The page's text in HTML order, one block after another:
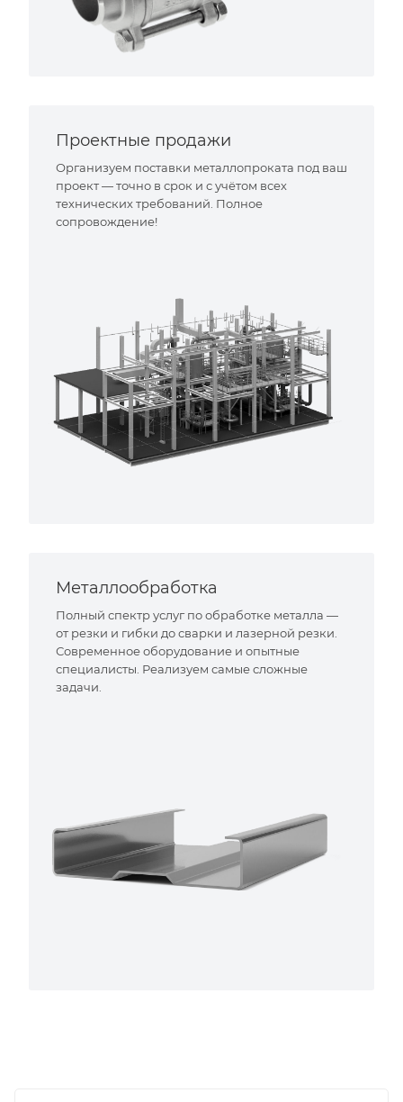
Проектные продажи
Организуем поставки металлопроката под ваш
проект — точно в срок и с учётом всех
технических требований. Полное
сопровождение!
Металлообработка
Полный спектр услуг по обработке металла —
от резки и гибки до сварки и лазерной резки.
Современное оборудование и опытные
специалисты. Реализуем самые сложные
задачи.